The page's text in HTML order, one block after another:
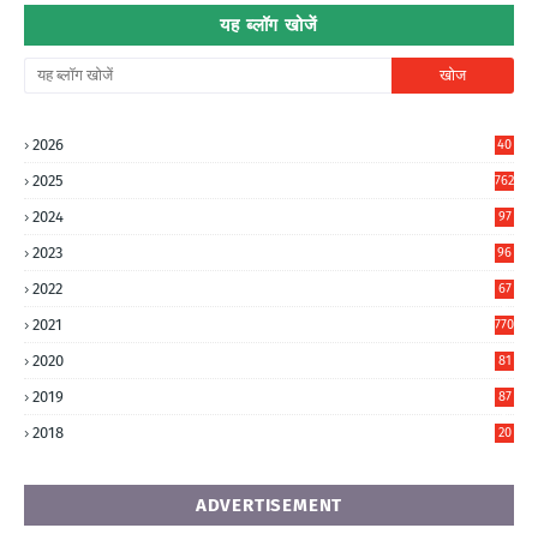
यह ब्लॉग खोजें
2026
40
2025 762
2024
97
2023
96
2022
67
2021 770
2020
81
2019
87
2018
20
ADVERTISEMENT